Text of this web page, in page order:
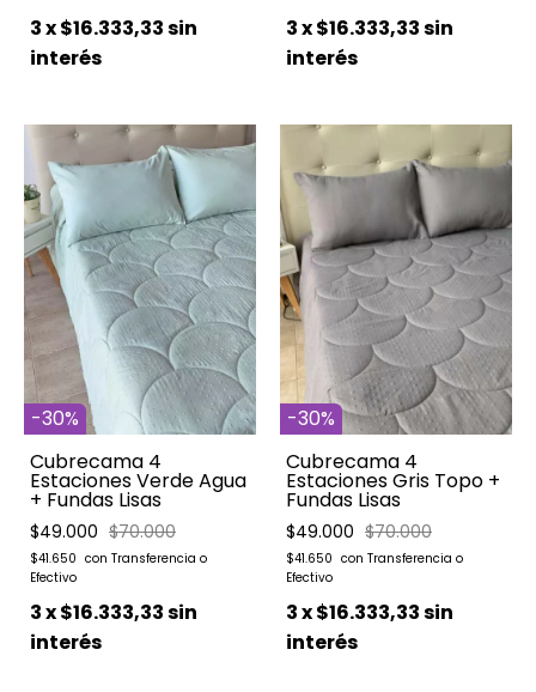
3x$16.333,33sin
interés
3x$16.333,33sin
interés
-30%
Cubrecama 4
Estaciones Verde Agua
+ Fundas Lisas
$49.000 $70.000
$41.650
3x$16.333,33sin
interés
-30%
Cubrecama 4
Estaciones Gris Topo +
Fundas Lisas
$49.000 $70.000
$41.650
3x$16.333,33sin
interés